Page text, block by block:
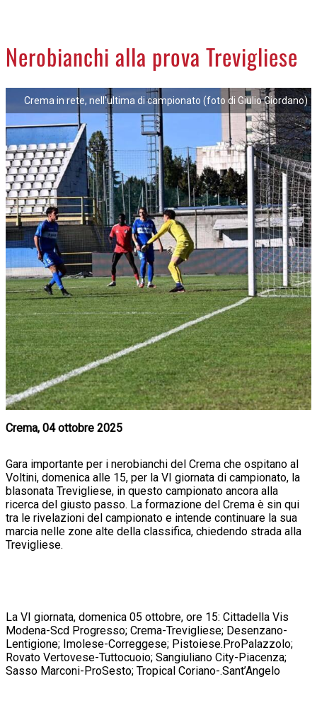
LA PIAZZA
ANIMALI
NECROLOGI
ACCEDI
Nerobianchi alla prova Trevigliese
Crema in rete, nell'ultima di campionato (foto di Giulio Giordano)
Crema, 04 ottobre 2025
Gara importante per i nerobianchi del Crema che ospitano al
Voltini, domenica alle 15, per la VI giornata di campionato, la
blasonata Trevigliese, in questo campionato ancora alla
ricerca del giusto passo. La formazione del Crema è sin qui
tra le rivelazioni del campionato e intende continuare la sua
marcia nelle zone alte della classifica, chiedendo strada alla
Trevigliese.
La VI giornata, domenica 05 ottobre, ore 15: Cittadella Vis
Modena-Scd Progresso; Crema-Trevigliese; Desenzano-
Lentigione; Imolese-Correggese; Pistoiese.ProPalazzolo;
Rovato Vertovese-Tuttocuoio; Sangiuliano City-Piacenza;
Sasso Marconi-ProSesto; Tropical Coriano-.Sant’Angelo